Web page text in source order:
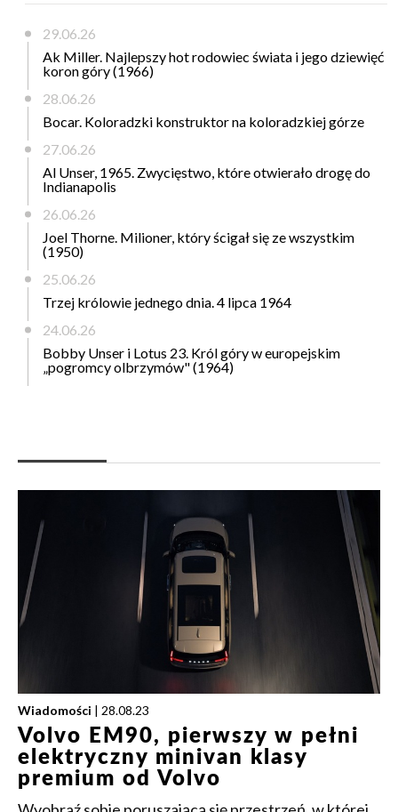
29.06.26
Ak Miller. Najlepszy hot rodowiec świata i jego dziewięć
koron góry (1966)
28.06.26
Bocar. Koloradzki konstruktor na koloradzkiej górze
27.06.26
Al Unser, 1965. Zwycięstwo, które otwierało drogę do
Indianapolis
26.06.26
Joel Thorne. Milioner, który ścigał się ze wszystkim
(1950)
25.06.26
Trzej królowie jednego dnia. 4 lipca 1964
24.06.26
Bobby Unser i Lotus 23. Król góry w europejskim
„pogromcy olbrzymów" (1964)
Wiadomości | 28.08.23
Volvo EM90, pierwszy w pełni
elektryczny minivan klasy
premium od Volvo